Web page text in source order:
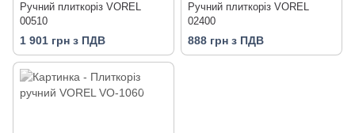
Ручний плиткоріз VOREL
00510
1 901 грн з ПДВ
Ручний плиткоріз VOREL
02400
888 грн з ПДВ